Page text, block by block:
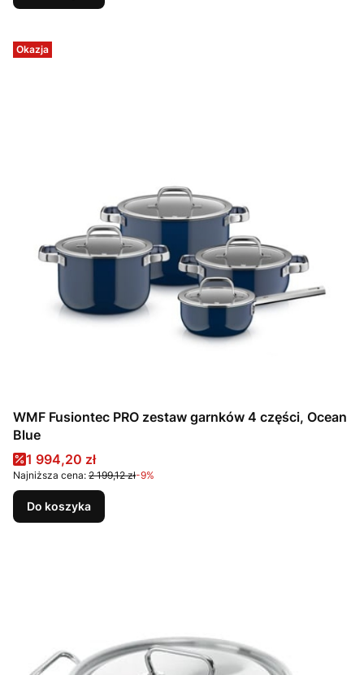
Okazja
WMF Fusiontec PRO zestaw garnków 4 części, Ocean
Blue
Cena promocyjna
1 994,20 zł
Najniższa cena: 2 199,12 zł-9%
Do koszyka